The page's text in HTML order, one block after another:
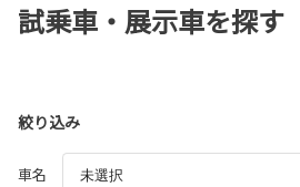
試乗車・展示車を探す
絞り込み
車名